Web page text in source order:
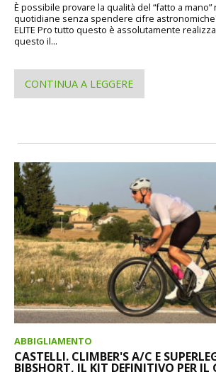
È possibile provare la qualità del “fatto a mano”
quotidiane senza spendere cifre
ELITE Pro tutto questo è assolutamente
questo il...
CONTINUA A LEGGERE
ABBIGLIAMENTO
CASTELLI. CLIMBER'S A/C E
BIBSHORT, IL KIT DEFINITIVO PER IL